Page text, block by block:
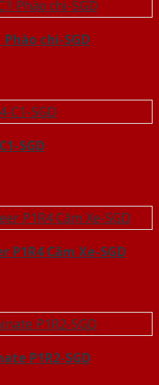
Phào chi-SGD
SGD
P1R4 Căm Xe-SGD
P1R2-SGD